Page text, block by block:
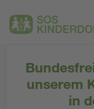
unserem
in